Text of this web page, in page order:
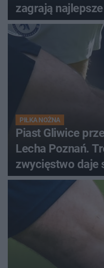
zagrają
PIŁKA NOŻNA
Piast Gliwice
Lecha Poznań.
zwycięstwo daje